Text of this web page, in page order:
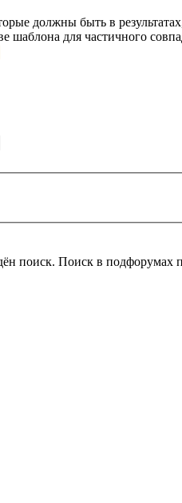
должны быть в
шаблона для частичного
поиск. Поиск в